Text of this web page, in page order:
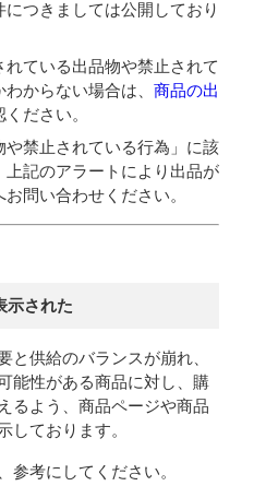
つきましては公開しており
ている出品物や禁止されて
からない場合は、 商品の出
ださい。
や禁止されている行為」に該
上記のアラートにより出品が
問い合わせください。
示された
と供給のバランスが崩れ、
能性がある商品に対し、購
るよう、商品ページや商品
しております。
参考にしてください。